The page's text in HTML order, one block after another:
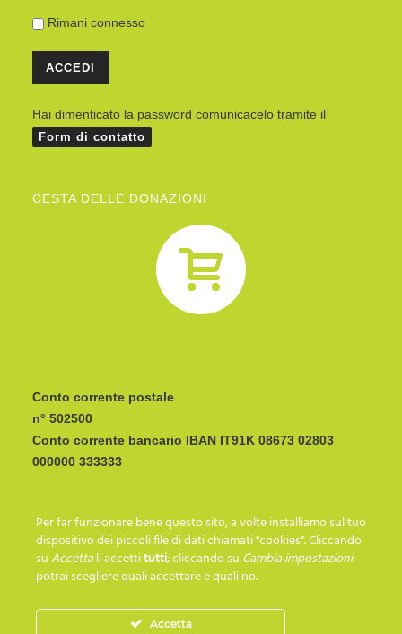
Rimani connesso
Hai dimenticato la password comunicacelo tramite il
Form di contatto
CESTA DELLE DONAZIONI
Conto corrente postale
n° 502500
Conto corrente bancario IBAN
I C R A I T R R I P 0
SEGUICI SU…
Per far funzionare bene questo sito, a volte installiamo sul tuo
dispositivo dei piccoli file di dati chiamati "cookies". Cliccando
suAccettali accettitutti; cliccando su Cambia impostazioni
potrai scegliere quali accettare e quali no.
Accetta